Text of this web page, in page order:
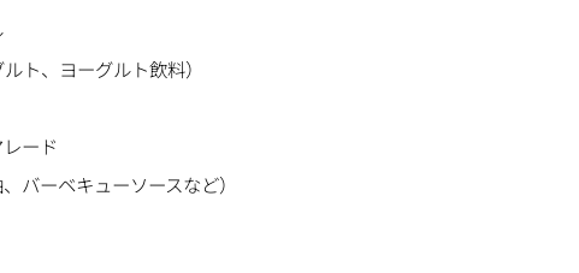
ト、ヨーグルト飲料）
ード
バーベキューソースなど）